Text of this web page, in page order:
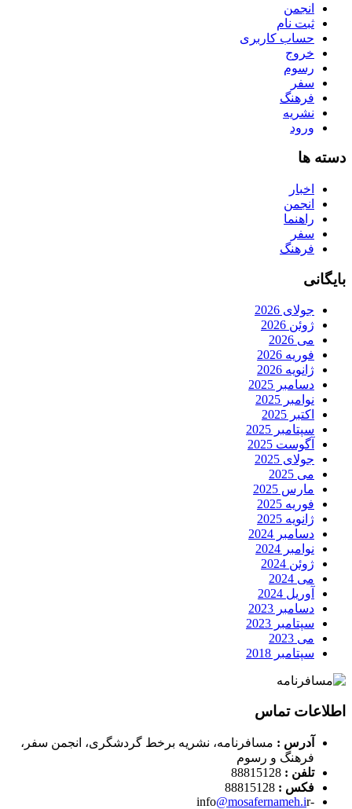
انجمن
ثبت نام
حساب کاربری
خروج
رسوم
سفر
فرهنگ
نشریه
ورود
دسته ها
اخبار
انجمن
راهنما
سفر
فرهنگ
بایگانی
جولای 2026
ژوئن 2026
می 2026
فوریه 2026
ژانویه 2026
دسامبر 2025
نوامبر 2025
اکتبر 2025
سپتامبر 2025
آگوست 2025
جولای 2025
می 2025
مارس 2025
فوریه 2025
ژانویه 2025
دسامبر 2024
نوامبر 2024
ژوئن 2024
می 2024
آوریل 2024
دسامبر 2023
سپتامبر 2023
می 2023
سپتامبر 2018
اطلاعات تماس
آدرس : مسافرنامه، نشریه برخط گردشگری، انجمن سفر،
فرهنگ و رسوم
تلفن :
فکس :
-info
@mosafernameh.ir